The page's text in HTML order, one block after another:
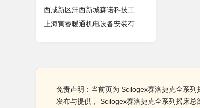
免责声明：当前页为 Scilogex赛洛捷克全系
发布与提供， Scilogex赛洛捷克全系列摇床